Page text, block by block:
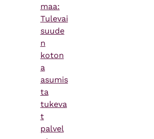
maa:
Tulevai
suude
n
koton
a
asumis
ta
tukeva
t
palvel